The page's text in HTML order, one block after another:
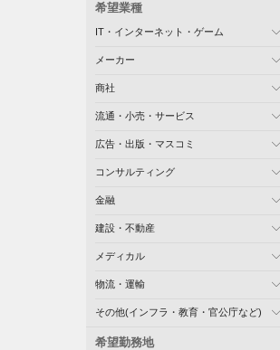
希望業種
IT・インターネット・ゲーム
メーカー
商社
流通・小売・サービス
広告・出版・マスコミ
コンサルティング
金融
建設・不動産
メディカル
物流・運輸
その他(インフラ・教育・官公庁など)
希望勤務地